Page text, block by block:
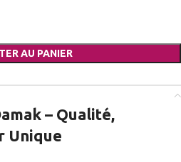
AU PANIER
– Qualité,
Unique